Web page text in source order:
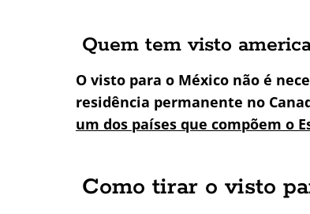
Quem tem visto
O visto para o México não é
residência permanente no
um dos países que compõem o
Como tirar o visto